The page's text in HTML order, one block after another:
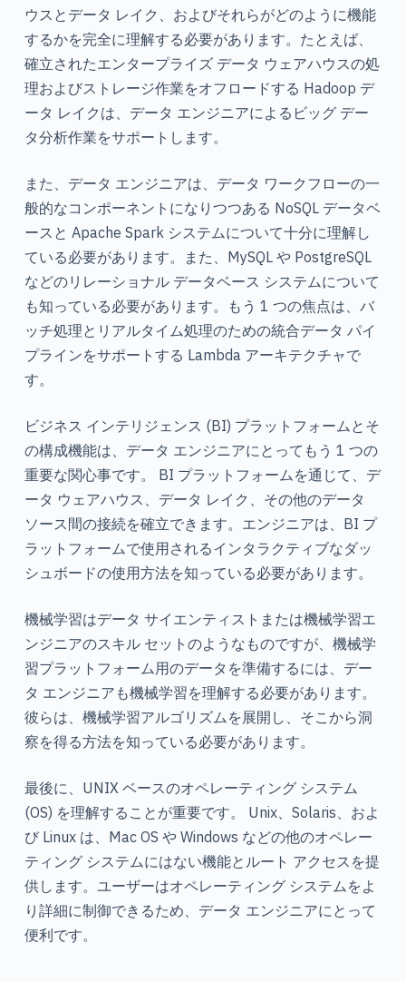
ウスとデータ レイク、およびそれらがどのように機能
するかを完全に理解する必要があります。たとえば、
確立されたエンタープライズ データ ウェアハウスの処
理およびストレージ作業をオフロードする Hadoop デ
ータ レイクは、データ エンジニアによるビッグ デー
タ分析作業をサポートします。
また、データ エンジニアは、データ ワークフローの一
般的なコンポーネントになりつつある NoSQL データベ
ースと Apache Spark システムについて十分に理解し
ている必要があります。また、MySQL や PostgreSQL
などのリレーショナル データベース システムについて
も知っている必要があります。もう 1 つの焦点は、バ
ッチ処理とリアルタイム処理のための統合データ パイ
プラインをサポートする Lambda アーキテクチャで
す。
ビジネス インテリジェンス (BI) プラットフォームとそ
の構成機能は、データ エンジニアにとってもう 1 つの
重要な関心事です。 BI プラットフォームを通じて、デ
ータ ウェアハウス、データ レイク、その他のデータ
ソース間の接続を確立できます。エンジニアは、BI プ
ラットフォームで使用されるインタラクティブなダッ
シュボードの使用方法を知っている必要があります。
機械学習はデータ サイエンティストまたは機械学習エ
ンジニアのスキル セットのようなものですが、機械学
習プラットフォーム用のデータを準備するには、デー
タ エンジニアも機械学習を理解する必要があります。
彼らは、機械学習アルゴリズムを展開し、そこから洞
察を得る方法を知っている必要があります。
最後に、UNIX ベースのオペレーティング システム
(OS) を理解することが重要です。 Unix、Solaris、およ
び Linux は、Mac OS や Windows などの他のオペレー
ティング システムにはない機能とルート アクセスを提
供します。ユーザーはオペレーティング システムをよ
り詳細に制御できるため、データ エンジニアにとって
便利です。